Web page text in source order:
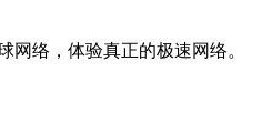
络，体验真正的极速网络。